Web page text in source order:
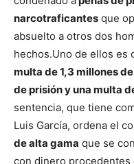
narcotraficantes que
absuelto a otros dos
hechos.Uno de ellos es
multa de 1,3 millones
de prisión y una multa
sentencia, que tiene
Luis García, ordena el
de alta gama que se
con dinero procedentes